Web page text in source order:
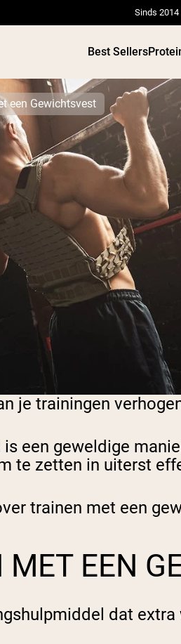
Sinds 2014
Best Sellers
PROTEIN POWDERS
Erwteneiwit
Grasgevoerd
Poeder
Chocolade
Vanille
wei
Shop All
een Gewichtsvest
je trainingen
een geweldige
te zetten in uiterst
trainen met een
EEN
dat